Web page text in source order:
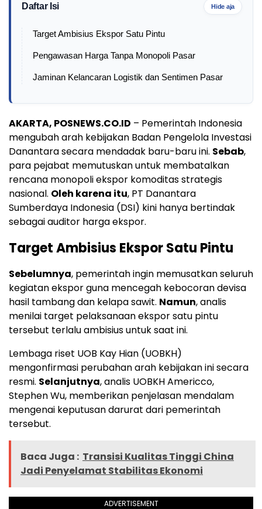
Daftar Isi Hide aja
Target Ambisius Ekspor Satu Pintu
Pengawasan Harga Tanpa Monopoli Pasar
Jaminan Kelancaran Logistik dan Sentimen Pasar
AKARTA, POSNEWS.CO.ID – Pemerintah Indonesia
mengubah arah kebijakan Badan Pengelola Investasi
Danantara secara mendadak baru-baru ini. Sebab,
para pejabat memutuskan untuk membatalkan
rencana monopoli ekspor komoditas strategis
nasional. Oleh karena itu, PT Danantara
Sumberdaya Indonesia (DSI) kini hanya bertindak
sebagai auditor harga ekspor.
Target Ambisius Ekspor Satu Pintu
Sebelumnya, pemerintah ingin memusatkan seluruh
kegiatan ekspor guna mencegah kebocoran devisa
hasil tambang dan kelapa sawit. Namun, analis
menilai target pelaksanaan ekspor satu pintu
tersebut terlalu ambisius untuk saat ini.
Lembaga riset UOB Kay Hian (UOBKH)
mengonfirmasi perubahan arah kebijakan ini secara
resmi. Selanjutnya, analis UOBKH Americco,
Stephen Wu, memberikan penjelasan mendalam
mengenai keputusan darurat dari pemerintah
tersebut.
Baca Juga : Transisi Kualitas Tinggi China
Jadi Penyelamat Stabilitas Ekonomi
ADVERTISEMENT